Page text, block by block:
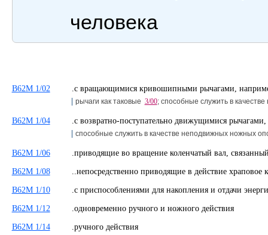
человека
B62M 1/02 .с вращающимися кривошипными рычагами,
рычаги как таковые 3/00; способные служить в
B62M 1/04 .с возвратно-поступательно движущимися
способные служить в качестве неподвижных ножных
B62M 1/06 .приводящие во вращение коленчатый вал,
B62M 1/08 ..непосредственно приводящие в действие
B62M 1/10 .с приспособлениями для накопления и отдачи
B62M 1/12 .одновременно ручного и ножного действия
B62M 1/14 .ручного действия